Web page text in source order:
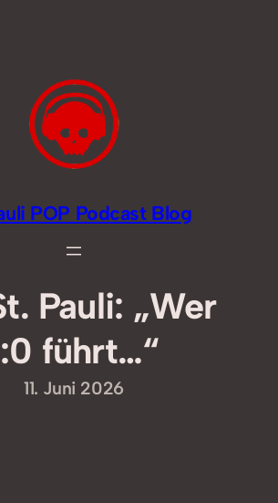
POP Podcast Blog
Pauli: „Wer
führt…“
11. Juni 2026